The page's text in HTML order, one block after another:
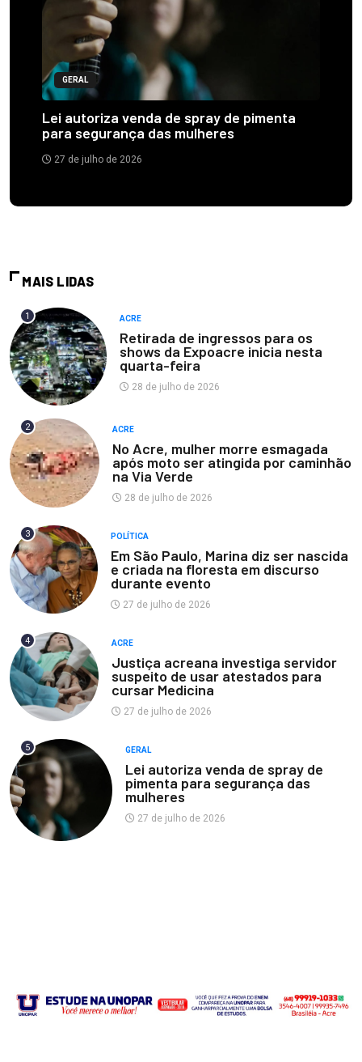
GERAL
Lei autoriza venda de spray de pimenta
para segurança das mulheres
27 de julho de 2026
MAIS LIDAS
1 ACRE
Retirada de ingressos para os
shows da Expoacre inicia nesta
quarta-feira
28 de julho de 2026
2 ACRE
No Acre, mulher morre esmagada
após moto ser atingida por caminhão
na Via Verde
28 de julho de 2026
3 POLÍTICA
Em São Paulo, Marina diz ser nascida
e criada na floresta em discurso
durante evento
27 de julho de 2026
4 ACRE
Justiça acreana investiga servidor
suspeito de usar atestados para
cursar Medicina
27 de julho de 2026
5 GERAL
Lei autoriza venda de spray de
pimenta para segurança das
mulheres
27 de julho de 2026